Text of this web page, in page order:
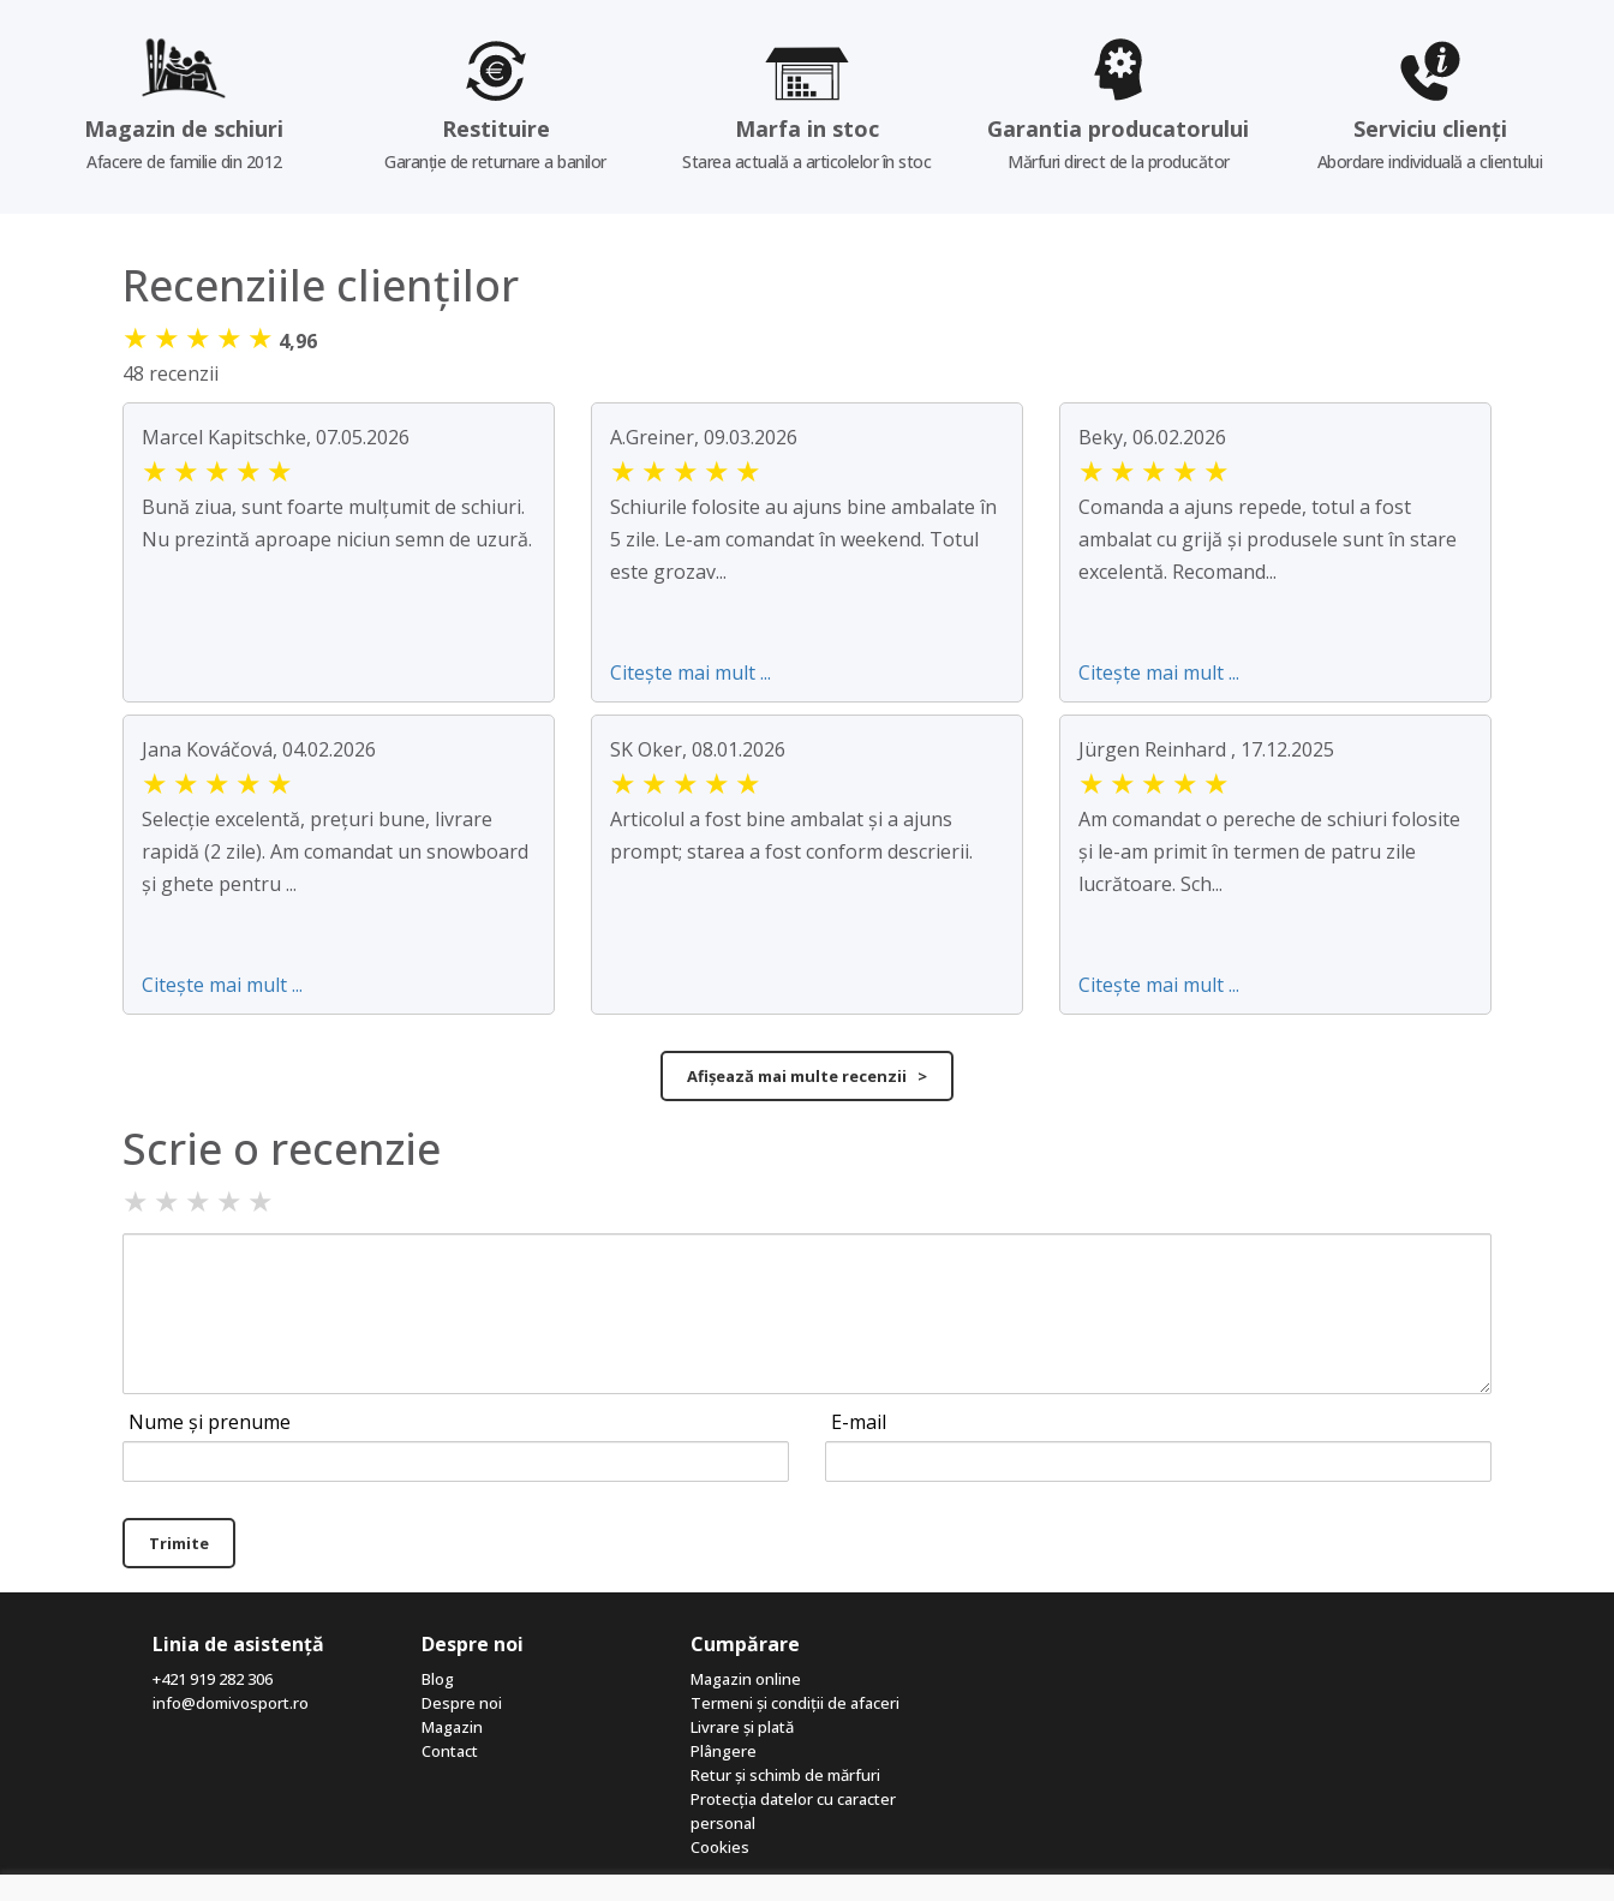
Magazin de schiuri
Afacere de familie din 2012
Restituire
Garanție de returnare a banilor
Marfa in stoc
Starea actuală a articolelor în stoc
Garantia producatorului
Mărfuri direct de la producător
Serviciu clienți
Abordare individuală a clientului
Recenziile clienților
★ ★ ★ ★ ★ 4,96
48 recenzii
Marcel Kapitschke, 07.05.2026
★ ★ ★ ★ ★
Bună ziua, sunt foarte mulțumit de schiuri.
Nu prezintă aproape niciun semn de uzură.
A.Greiner, 09.03.2026
★ ★ ★ ★ ★
Schiurile folosite au ajuns bine ambalate în
5 zile. Le-am comandat în weekend. Totul
este grozav...
Citește mai mult ...
Beky, 06.02.2026
★ ★ ★ ★ ★
Comanda a ajuns repede, totul a fost
ambalat cu grijă și produsele sunt în stare
excelentă. Recomand...
Citește mai mult ...
Jana Kováčová, 04.02.2026
★ ★ ★ ★ ★
Selecție excelentă, prețuri bune, livrare
rapidă (2 zile). Am comandat un snowboard
și ghete pentru ...
Citește mai mult ...
SK Oker, 08.01.2026
★ ★ ★ ★ ★
Articolul a fost bine ambalat și a ajuns
prompt; starea a fost conform descrierii.
Jürgen Reinhard , 17.12.2025
★ ★ ★ ★ ★
Am comandat o pereche de schiuri folosite
și le-am primit în termen de patru zile
lucrătoare. Sch...
Citește mai mult ...
Afișează mai multe recenzii >
Scrie o recenzie
★ ★ ★ ★ ★
Nume și prenume E-mail
Trimite
Linia de asistență
+421 919 282 306
info@domivosport.ro
Despre noi
Blog
Despre noi
Magazin
Contact
Cumpărare
Magazin online
Termeni și condiții de afaceri
Livrare și plată
Plângere
Retur și schimb de mărfuri
Protecția datelor cu caracter
personal
Cookies